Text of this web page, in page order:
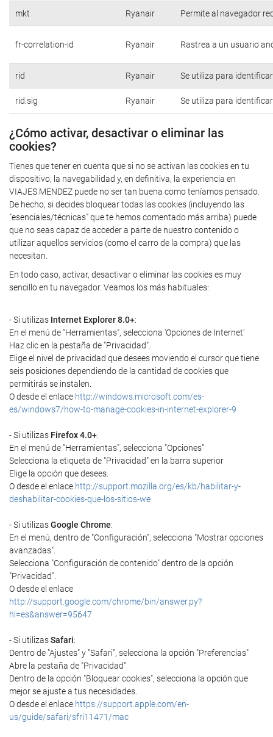
mkt Ryanair Permite al navegador
fr-correlation-id Ryanair Rastrea a un usuario
rid Ryanair Se utiliza para
rid.sig Ryanair Se utiliza para
¿Cómo activar, desactivar o eliminar las
cookies?
Tienes que tener en cuenta que si no se activan las cookies en tu
dispositivo, la navegabilidad y, en definitiva, la experiencia en
VIAJES MENDEZ puede no ser tan buena como teníamos pensado.
De hecho, si decides bloquear todas las cookies (incluyendo las
"esenciales/técnicas" que te hemos comentado más arriba) puede
que no seas capaz de acceder a parte de nuestro contenido o
utilizar aquellos servicios (como el carro de la compra) que las
necesitan.
En todo caso, activar, desactivar o eliminar las cookies es muy
sencillo en tu navegador. Veamos los más habituales:
- Si utilizas Internet Explorer 8.0+:
En el menú de "Herramientas", selecciona 'Opciones de Internet'
Haz clic en la pestaña de "Privacidad".
Elige el nivel de privacidad que desees moviendo el cursor que tiene
seis posiciones dependiendo de la cantidad de cookies que
permitirás se instalen.
O desde el enlace http://windows.microsoft.com/es-
es/windows7/how-to-manage-cookies-in-internet-explorer-9
- Si utilizas Firefox 4.0+:
En el menú de "Herramientas", selecciona "Opciones"
Selecciona la etiqueta de "Privacidad" en la barra superior
Elige la opción que desees.
O desde el enlace http://support.mozilla.org/es/kb/habilitar-y-
deshabilitar-cookies-que-los-sitios-we
- Si utilizasGoogle Chrome:
En el menú, dentro de "Configuración", selecciona "Mostrar opciones
avanzadas".
Selecciona "Configuración de contenido" dentro de la opción
"Privacidad".
O desde el enlace
http://support.google.com/chrome/bin/answer.py?
hl=es&answer=95647
- Si utilizasSafari:
Dentro de "Ajustes" y "Safari", selecciona la opción "Preferencias"
Abre la pestaña de "Privacidad"
Dentro de la opción "Bloquear cookies", selecciona la opción que
mejor se ajuste a tus necesidades.
O desde el enlace https://support.apple.com/en-
us/guide/safari/sfri11471/mac